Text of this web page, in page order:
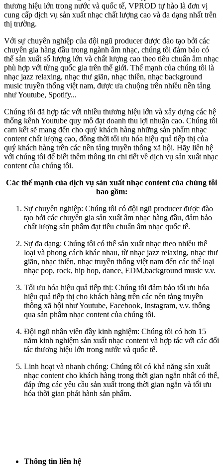
thương hiệu lớn trong nước và quốc tế, VPROD tự hào là đơn vị
cung cấp dịch vụ sản xuất nhạc chất lượng cao và đa dạng nhất trên
thị trường.
Với sự chuyên nghiệp của đội ngũ producer được đào tạo bởi các
chuyên gia hàng đầu trong ngành âm nhạc, chúng tôi đảm bảo có
thể sản xuất số lượng lớn và chất lượng cao theo tiêu chuẩn âm nhạc
phù hợp với từng quốc gia trên thế giới. Thế mạnh của chúng tôi là
nhạc jazz relaxing, nhạc thư giãn, nhạc thiền, nhạc background
music truyền thống việt nam, được ưa chuộng trên nhiều nền tảng
như Youtube, Spotify...
Chúng tôi đã hợp tác với nhiều thương hiệu lớn và xây dựng các hệ
thống kênh Youtube quy mô đạt doanh thu lợi nhuận cao. Chúng tôi
cam kết sẽ mang đến cho quý khách hàng những sản phẩm nhạc
content chất lượng cao, đồng thời tối ưu hóa hiệu quả tiếp thị của
quý khách hàng trên các nền tảng truyền thông xã hội. Hãy liên hệ
với chúng tôi để biết thêm thông tin chi tiết về dịch vụ sản xuất nhạc
content của chúng tôi.
Các thế mạnh của dịch vụ sản xuất nhạc content của chúng tôi
bao gồm:
Sự chuyên nghiệp: Chúng tôi có đội ngũ producer được đào
tạo bởi các chuyên gia sản xuất âm nhạc hàng đầu, đảm bảo
chất lượng sản phẩm đạt tiêu chuẩn âm nhạc quốc tế.
Sự đa dạng: Chúng tôi có thể sản xuất nhạc theo nhiều thể
loại và phong cách khác nhau, từ nhạc jazz relaxing, nhạc thư
giãn, nhạc thiền, nhạc truyền thống việt nam đến các thể loại
nhạc pop, rock, hip hop, dance, EDM,background music v.v.
Tối ưu hóa hiệu quả tiếp thị: Chúng tôi đảm bảo tối ưu hóa
hiệu quả tiếp thị cho khách hàng trên các nền tảng truyền
thông xã hội như Youtube, Facebook, Instagram, v.v. thông
qua sản phẩm nhạc content của chúng tôi.
Đội ngũ nhân viên đầy kinh nghiệm: Chúng tôi có hơn 15
năm kinh nghiệm sản xuất nhạc content và hợp tác với các đối
tác thương hiệu lớn trong nước và quốc tế.
Linh hoạt và nhanh chóng: Chúng tôi có khả năng sản xuất
nhạc content cho khách hàng trong thời gian ngắn nhất có thể,
đáp ứng các yêu cầu sản xuất trong thời gian ngắn và tối ưu
hóa thời gian phát hành sản phẩm.
Thông tin liên hệ